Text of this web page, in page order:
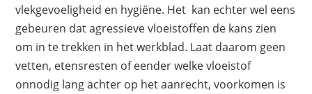
vlekgevoeligheid en hygiëne. Het kan echter wel eens
gebeuren dat agressieve vloeistoffen de kans zien
om in te trekken in het werkblad. Laat daarom geen
vetten, etensresten of eender welke vloeistof
onnodig lang achter op het aanrecht, voorkomen is